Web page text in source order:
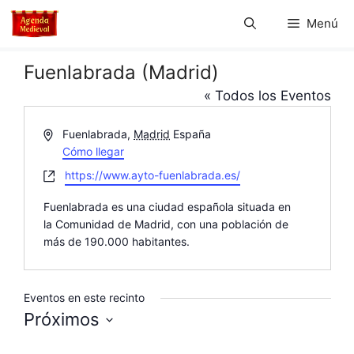
Saltar
Menú
Fuenlabrada (Madrid)
« Todos los Eventos
D
r
e
c
c
i
n
Fuenlabrada, Madrid España
Cómo llegar
W
b
s
i
https://www.ayto-fuenlabrada.es/
Fuenlabrada es una ciudad española situada en
la Comunidad de Madrid, con una población de
más de 190.000 habitantes.
Eventos en este recinto
Próximos